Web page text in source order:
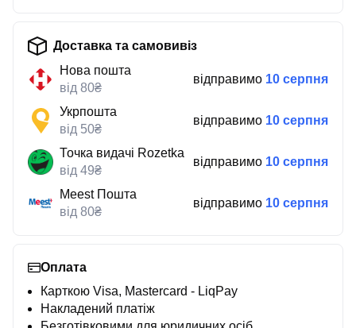
Доставка та самовивіз
Нова пошта
від 80₴
відправимо 10 серпня
Укрпошта
від 50₴
відправимо 10 серпня
Точка видачі Rozetka
від 49₴
відправимо 10 серпня
Meest Пошта
від 80₴
відправимо 10 серпня
Оплата
Карткою Visa, Mastercard - LiqPay
Накладений платіж